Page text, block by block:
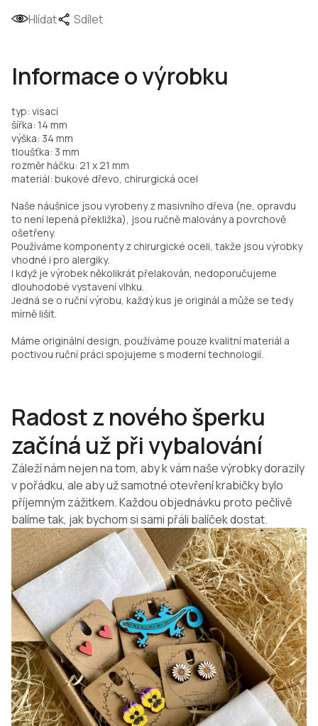
Hlídat Sdílet
Informace o výrobku
typ: visací
šířka: 14 mm
výška: 34 mm
tloušťka: 3 mm
rozměr háčku: 21 x 21 mm
materiál: bukové dřevo, chirurgická ocel
Naše náušnice jsou vyrobeny z masivního dřeva (ne, opravdu
to není lepená překližka), jsou ručně malovány a povrchově
ošetřeny.
Používáme komponenty z chirurgické oceli, takže jsou výrobky
vhodné i pro alergiky.
I když je výrobek několikrát přelakován, nedoporučujeme
dlouhodobé vystavení vlhku.
Jedná se o ruční výrobu, každý kus je originál a může se tedy
mírně lišit.
Máme originální design, používáme pouze kvalitní materiál a
poctivou ruční práci spojujeme s moderní technologií.
Radost z nového šperku
začíná už při vybalování
Záleží nám nejen na tom, aby k vám naše výrobky dorazily
v pořádku, ale aby už samotné otevření krabičky bylo
příjemným zážitkem. Každou objednávku proto pečlivě
balíme tak, jak bychom si sami přáli balíček dostat.